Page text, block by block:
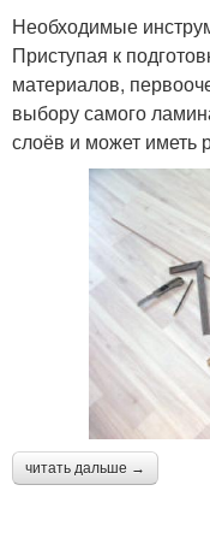
Необходимые
Приступая к
материалов,
выбору самого
слоёв и может иметь
читать дальше →